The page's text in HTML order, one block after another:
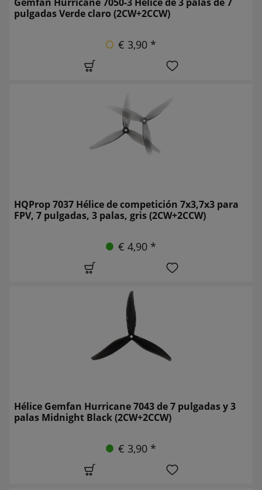
pulgadas Verde claro (2CW+2CCW)
€ 3,90 *
HQProp 7037 Hélice de competición 7x3,7x3 para
FPV, 7 pulgadas, 3 palas, gris (2CW+2CCW)
€ 4,90 *
Hélice Gemfan Hurricane 7043 de 7 pulgadas y 3
palas Midnight Black (2CW+2CCW)
€ 3,90 *